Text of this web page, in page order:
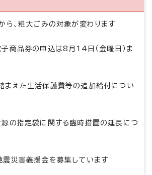
、粗大ごみの対象が変わります
子商品券の申込は8月14日（金曜日）ま
まえた生活保護費等の追加給付につい
源の指定袋に関する臨時措置の延長につ
災害義援金を募集しています